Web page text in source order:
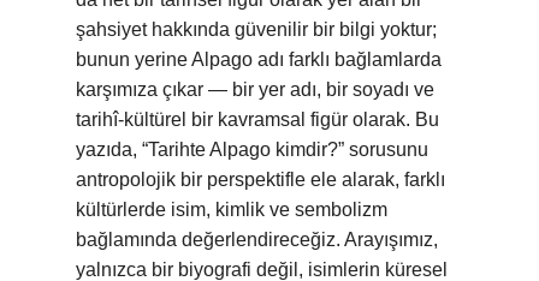
şahsiyet hakkında güvenilir bir bilgi yoktur;
bunun yerine Alpago adı farklı bağlamlarda
karşımıza çıkar — bir yer adı, bir soyadı ve
tarihî‑kültürel bir kavramsal figür olarak. Bu
yazıda, “Tarihte Alpago kimdir?” sorusunu
antropolojik bir perspektifle ele alarak, farklı
kültürlerde isim, kimlik ve sembolizm
bağlamında değerlendireceğiz. Arayışımız,
yalnızca bir biyografi değil, isimlerin küresel